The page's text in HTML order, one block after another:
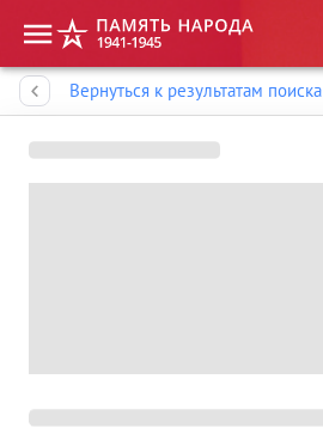
Вернуться к результатам поиска
Память народа